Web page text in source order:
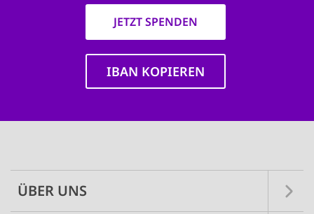
JETZT SPENDEN
IBAN KOPIEREN
ÜBER UNS